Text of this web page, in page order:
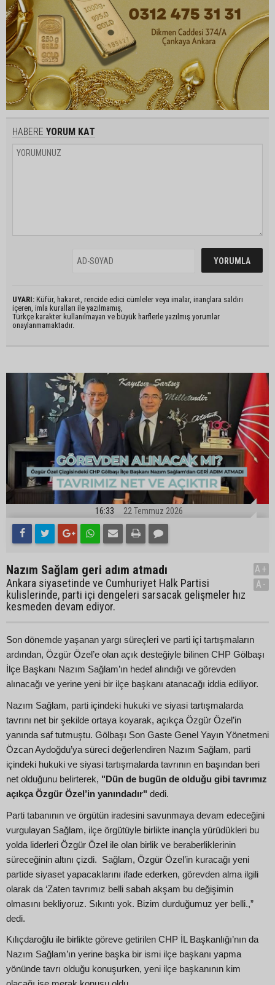
HABERE YORUM KAT
UYARI: Küfür, hakaret, rencide edici cümleler veya imalar, inançlara saldırı
içeren, imla kuralları ile yazılmamış,
Türkçe karakter kullanılmayan ve büyük harflerle yazılmış yorumlar
onaylanmamaktadır.
16:33 22 Temmuz 2026
Nazım Sağlam geri adım atmadı
Ankara siyasetinde ve Cumhuriyet Halk Partisi
kulislerinde, parti içi dengeleri sarsacak gelişmeler hız
kesmeden devam ediyor.
A+
A-
Son dönemde yaşanan yargı süreçleri ve parti içi tartışmaların
ardından, Özgür Özel’e olan açık desteğiyle bilinen CHP Gölbaşı
İlçe Başkanı Nazım Sağlam’ın hedef alındığı ve görevden
alınacağı ve yerine yeni bir ilçe başkanı atanacağı iddia ediliyor.
Nazım Sağlam, parti içindeki hukuki ve siyasi tartışmalarda
tavrını net bir şekilde ortaya koyarak, açıkça Özgür Özel’in
yanında saf tutmuştu. Gölbaşı Son Gaste Genel Yayın Yönetmeni
Özcan Aydoğdu’ya süreci değerlendiren Nazım Sağlam, parti
içindeki hukuki ve siyasi tartışmalarda tavrının en başından beri
net olduğunu belirterek, "Dün de bugün de olduğu gibi tavrımız
açıkça Özgür Özel’in yanındadır" dedi.
Parti tabanının ve örgütün iradesini savunmaya devam edeceğini
vurgulayan Sağlam, ilçe örgütüyle birlikte inançla yürüdükleri bu
yolda liderleri Özgür Özel ile olan birlik ve beraberliklerinin
süreceğinin altını çizdi. Sağlam, Özgür Özel’in kuracağı yeni
partide siyaset yapacaklarını ifade ederken, görevden alma ilgili
olarak da ‘Zaten tavrımız belli sabah akşam bu değişimin
olmasını bekliyoruz. Sıkıntı yok. Bizim durduğumuz yer belli.,”
dedi.
Kılıçdaroğlu ile birlikte göreve getirilen CHP İL Başkanlığı’nın da
Nazım Sağlam’ın yerine başka bir ismi ilçe başkanı yapma
yönünde tavrı olduğu konuşurken, yeni ilçe başkanının kim